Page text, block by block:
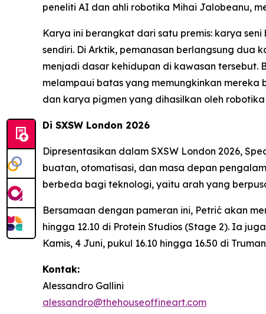
peneliti AI dan ahli robotika Mihai Jalobeanu,
Karya ini berangkat dari satu premis: karya
sendiri. Di Arktik, pemanasan berlangsung
menjadi dasar kehidupan di kawasan tersebut.
melampaui batas yang memungkinkan mereka
dan karya pigmen yang dihasilkan oleh
Di SXSW London 2026
Dipresentasikan dalam SXSW London 2026,
buatan, otomatisasi, dan masa depan
berbeda bagi teknologi, yaitu arah yang
Bersamaan dengan pameran ini, Petrić akan
hingga 12.10 di Protein Studios (Stage 2). Ia
Kamis, 4 Juni, pukul 16.10 hingga 16.50 di
Kontak:
Alessandro Gallini
alessandro@thehouseoffineart.com